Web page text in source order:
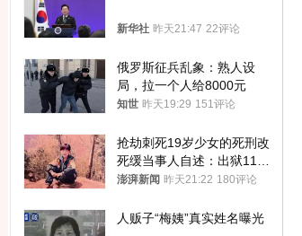
新华社 昨天21:47 22评论
俄罗斯征兵乱象：熟人设
局，拉一个人给8000元
知世 昨天19:29 151评论
抢劫刺死19岁少女的死刑改
死缓当事人自述：出狱11年
间始终刻意躲避被害人家属
澎湃新闻 昨天21:22 180评论
人贩子“梅姨”真实姓名曝光